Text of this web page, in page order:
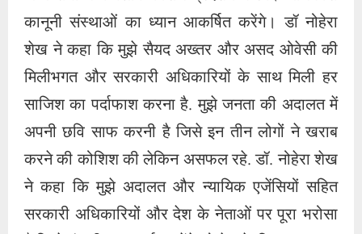
कानूनी संस्थाओं का ध्यान आकर्षित करेंगे। डॉ नोहेरा
शेख ने कहा कि मुझे सैयद अख्तर और असद ओवेसी की
मिलीभगत और सरकारी अधिकारियों के साथ मिली हर
साजिश का पर्दाफाश करना है. मुझे जनता की अदालत में
अपनी छवि साफ करनी है जिसे इन तीन लोगों ने खराब
करने की कोशिश की लेकिन असफल रहे. डॉ. नोहेरा शेख
ने कहा कि मुझे अदालत और न्यायिक एजेंसियों सहित
सरकारी अधिकारियों और देश के नेताओं पर पूरा भरोसा